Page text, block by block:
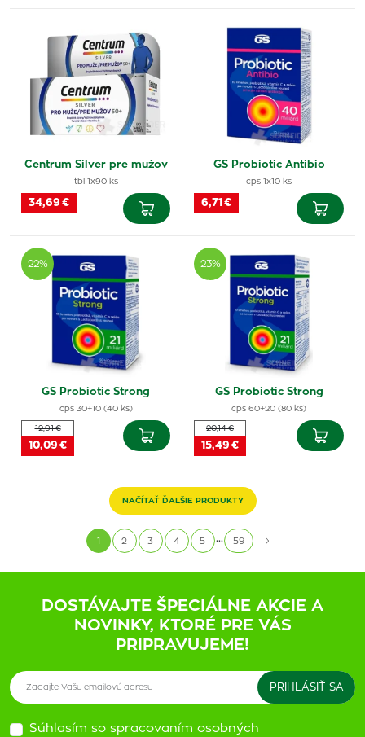
Centrum Silver pre mužov
tbl 1x90 ks
34,69 €
GS Probiotic Antibio
cps 1x10 ks
6,71 €
22%
GS Probiotic Strong
cps 30+10 (40 ks)
12,91 €
10,09 €
23%
GS Probiotic Strong
cps 60+20 (80 ks)
20,14 €
15,49 €
NAČÍTAŤ ĎALŠIE PRODUKTY
1 2 3 4 5 ... 59
DOSTÁVAJTE ŠPECIÁLNE AKCIE A
NOVINKY, KTORÉ PRE VÁS
PRIPRAVUJEME!
Súhlasím so spracovaním osobných